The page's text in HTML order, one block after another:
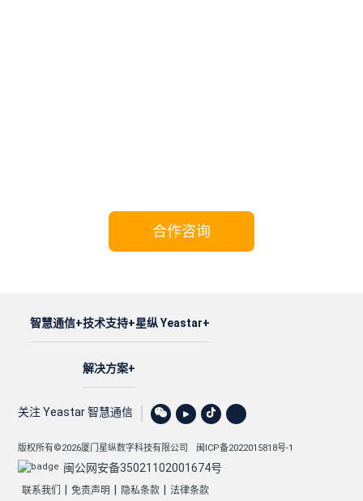
合作咨询
智慧通信 技术支持
解决方案
星纵 Yeastar
关注 Yeastar 智慧通信
版权所有©2026厦门星纵数字科技有限公司 闽ICP备2022015818号-1
闽公网安备35021102001674号
联系我们 免责声明 隐私条款 法律条款